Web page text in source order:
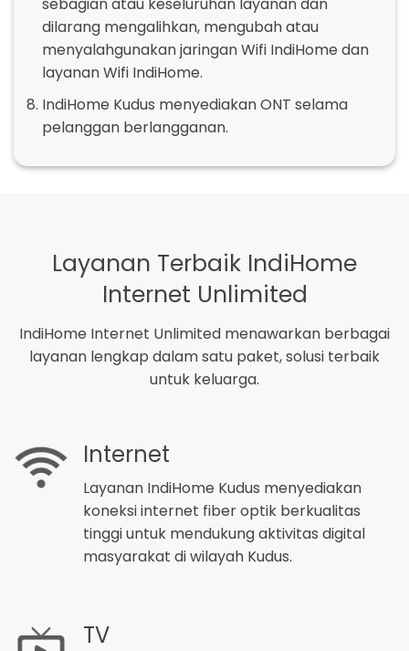
dilarang mengalihkan, mengubah atau
menyalahgunakan jaringan Wifi IndiHome dan
layanan Wifi IndiHome.
IndiHome Kudus menyediakan ONT selama
pelanggan berlangganan.
Layanan Terbaik IndiHome
Internet Unlimited
IndiHome Internet Unlimited menawarkan berbagai
layanan lengkap dalam satu paket, solusi terbaik
untuk keluarga.
Internet
Layanan IndiHome Kudus menyediakan
koneksi internet fiber optik berkualitas
tinggi untuk mendukung aktivitas digital
masyarakat di wilayah Kudus.
TV